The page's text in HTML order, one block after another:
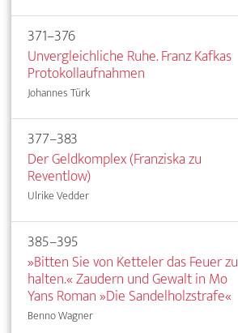
371–376
Unvergleichliche Ruhe. Franz Kafkas
Protokollaufnahmen
Johannes Türk
377–383
Der Geldkomplex (Franziska zu
Reventlow)
Ulrike Vedder
385–395
»Bitten Sie von Ketteler das Feuer zu
halten.« Zaudern und Gewalt in Mo
Yans Roman »Die Sandelholzstrafe«
Benno Wagner